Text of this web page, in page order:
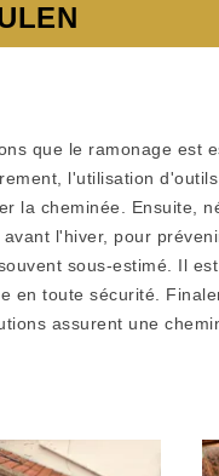
que le ramonage est
l'utilisation
la cheminée. Ensuite,
l'hiver, pour
sous-estimé. Il
en toute sécurité.
assurent une